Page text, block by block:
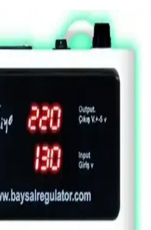
Projesi: Tasarım, Kablolama ve
Detayları
proje, 8KB SRAM ile başlayıp 32KB
Düzenli kablolama hata ayıklamayı
(Full Adder) Nedir ve Nasıl
Devre Tasarımı
elektronikte iki ikili sayı ve taşıma bitini
Transistörlerle tasarımı ve ripple carry
açıklanır.
Nedir ve Dijital Elektronikte
elektronik ve bilgisayar mühendisliğinde
gerçekleştiren devredir. Transistörlerle
adder yapısı detaylarıyla açıklanır.